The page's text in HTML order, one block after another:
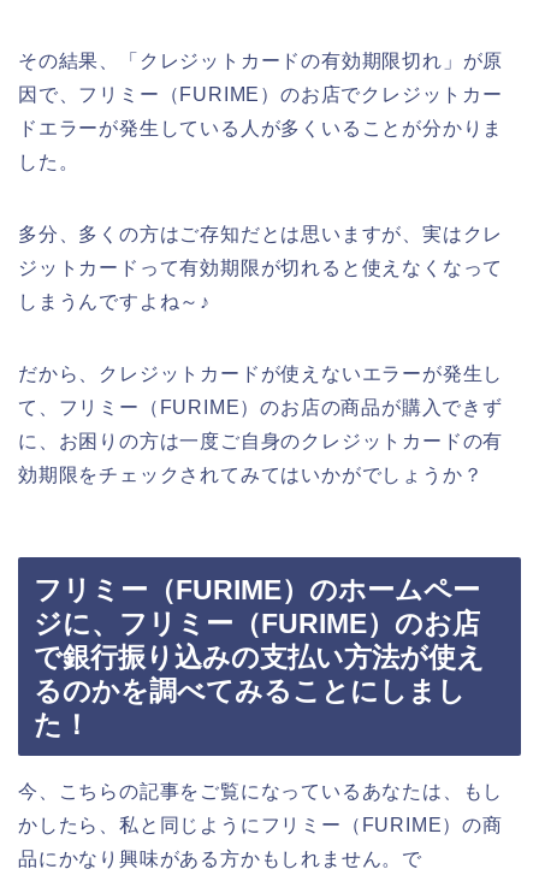
その結果、「クレジットカードの有効期限切れ」が原
因で、フリミー（FURIME）のお店でクレジットカー
ドエラーが発生している人が多くいることが分かりま
した。
多分、多くの方はご存知だとは思いますが、実はクレ
ジットカードって有効期限が切れると使えなくなって
しまうんですよね～♪
だから、クレジットカードが使えないエラーが発生し
て、フリミー（FURIME）のお店の商品が購入できず
に、お困りの方は一度ご自身のクレジットカードの有
効期限をチェックされてみてはいかがでしょうか？
フリミー（FURIME）のホームペー
ジに、フリミー（FURIME）のお店
で銀行振り込みの支払い方法が使え
るのかを調べてみることにしまし
た！
今、こちらの記事をご覧になっているあなたは、もし
かしたら、私と同じようにフリミー（FURIME）の商
品にかなり興味がある方かもしれません。で